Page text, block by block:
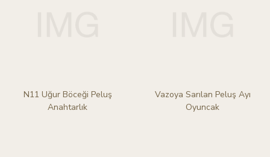
N11 Uğur Böceği Peluş
Anahtarlık
Vazoya Sarılan Peluş Ayı
Oyuncak